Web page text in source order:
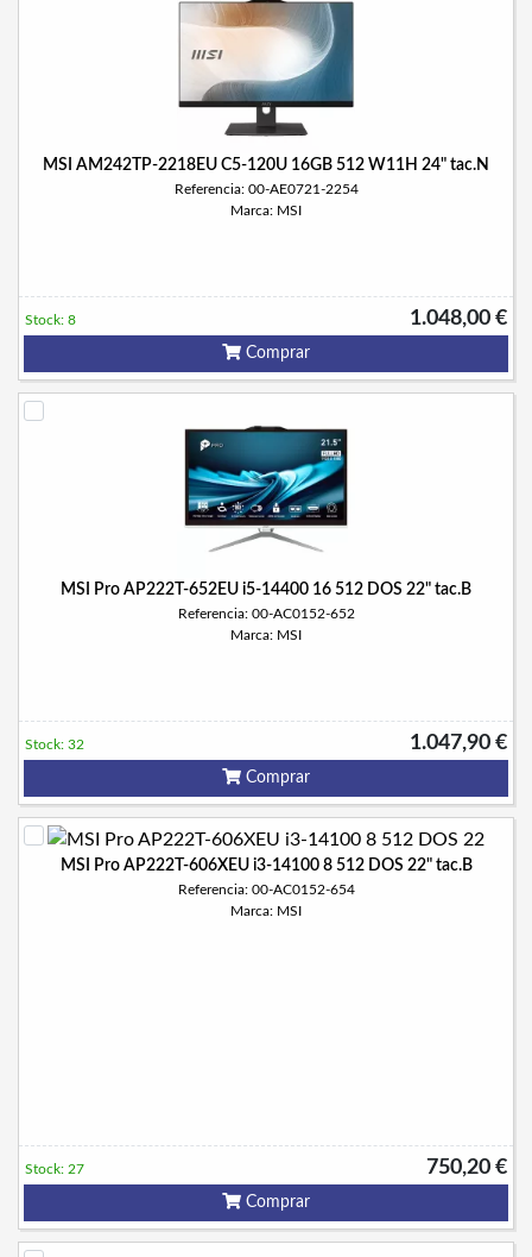
MSI AM242TP-2218EU C5-120U 16GB 512 W11H 24" tac.N
Referencia: 00-AE0721-2254
Marca: MSI
1.048,00 €
Stock: 8
Comprar
MSI Pro AP222T-652EU i5-14400 16 512 DOS 22" tac.B
Referencia: 00-AC0152-652
Marca: MSI
1.047,90 €
Stock: 32
Comprar
MSI Pro AP222T-606XEU i3-14100 8 512 DOS 22" tac.B
Referencia: 00-AC0152-654
Marca: MSI
750,20 €
Stock: 27
Comprar